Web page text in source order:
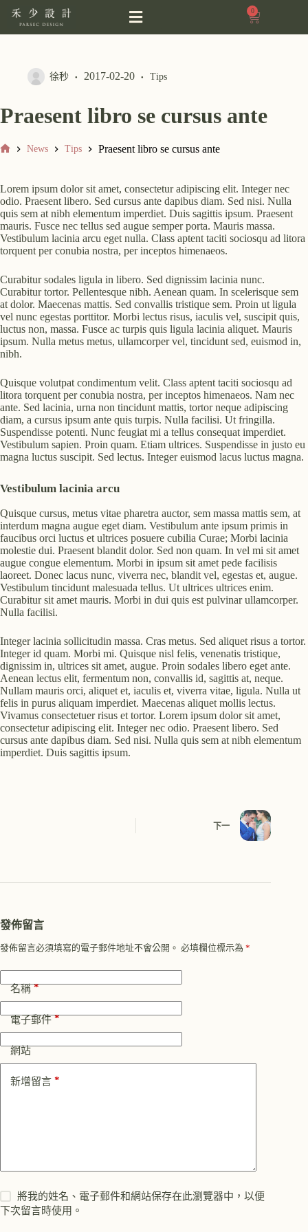
0
徐秒 2017-02-20 Tips
Praesent libro se cursus ante
News Tips Praesent libro se cursus ante
Lorem ipsum dolor sit amet, consectetur adipiscing elit. Integer nec
odio. Praesent libero. Sed cursus ante dapibus diam. Sed nisi. Nulla
quis sem at nibh elementum imperdiet. Duis sagittis ipsum. Praesent
mauris. Fusce nec tellus sed augue semper porta. Mauris massa.
Vestibulum lacinia arcu eget nulla. Class aptent taciti sociosqu ad litora
torquent per conubia nostra, per inceptos himenaeos.
Curabitur sodales ligula in libero. Sed dignissim lacinia nunc.
Curabitur tortor. Pellentesque nibh. Aenean quam. In scelerisque sem
at dolor. Maecenas mattis. Sed convallis tristique sem. Proin ut ligula
vel nunc egestas porttitor. Morbi lectus risus, iaculis vel, suscipit quis,
luctus non, massa. Fusce ac turpis quis ligula lacinia aliquet. Mauris
ipsum. Nulla metus metus, ullamcorper vel, tincidunt sed, euismod in,
nibh.
Quisque volutpat condimentum velit. Class aptent taciti sociosqu ad
litora torquent per conubia nostra, per inceptos himenaeos. Nam nec
ante. Sed lacinia, urna non tincidunt mattis, tortor neque adipiscing
diam, a cursus ipsum ante quis turpis. Nulla facilisi. Ut fringilla.
Suspendisse potenti. Nunc feugiat mi a tellus consequat imperdiet.
Vestibulum sapien. Proin quam. Etiam ultrices. Suspendisse in justo eu
magna luctus suscipit. Sed lectus. Integer euismod lacus luctus magna.
Vestibulum lacinia arcu
Quisque cursus, metus vitae pharetra auctor, sem massa mattis sem, at
interdum magna augue eget diam. Vestibulum ante ipsum primis in
faucibus orci luctus et ultrices posuere cubilia Curae; Morbi lacinia
molestie dui. Praesent blandit dolor. Sed non quam. In vel mi sit amet
augue congue elementum. Morbi in ipsum sit amet pede facilisis
laoreet. Donec lacus nunc, viverra nec, blandit vel, egestas et, augue.
Vestibulum tincidunt malesuada tellus. Ut ultrices ultrices enim.
Curabitur sit amet mauris. Morbi in dui quis est pulvinar ullamcorper.
Nulla facilisi.
Integer lacinia sollicitudin massa. Cras metus. Sed aliquet risus a tortor.
Integer id quam. Morbi mi. Quisque nisl felis, venenatis tristique,
dignissim in, ultrices sit amet, augue. Proin sodales libero eget ante.
Aenean lectus elit, fermentum non, convallis id, sagittis at, neque.
Nullam mauris orci, aliquet et, iaculis et, viverra vitae, ligula. Nulla ut
felis in purus aliquam imperdiet. Maecenas aliquet mollis lectus.
Vivamus consectetuer risus et tortor. Lorem ipsum dolor sit amet,
consectetur adipiscing elit. Integer nec odio. Praesent libero. Sed
cursus ante dapibus diam. Sed nisi. Nulla quis sem at nibh elementum
imperdiet. Duis sagittis ipsum.
下一
發佈留言
發佈留言必須填寫的電子郵件地址不會公開。 必填欄位標示為 *
名稱*
電子郵件*
網站
新增留言 *
將我的姓名、電子郵件和網站保存在此瀏覽器中，以便
下次留言時使用。